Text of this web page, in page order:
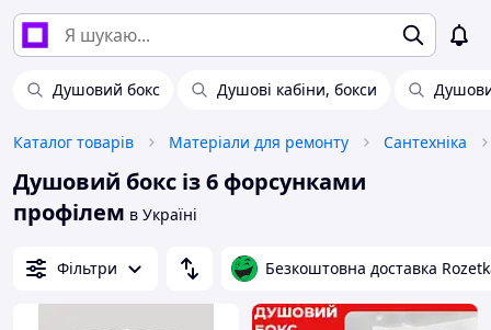
Душовий бокс Душові кабіни, бокси
Каталог товарів Матеріали для ремонту Сантехніка
Душовий бокс із 6 форсунками
профілем в Україні
Фільтри Безкоштовна доставка